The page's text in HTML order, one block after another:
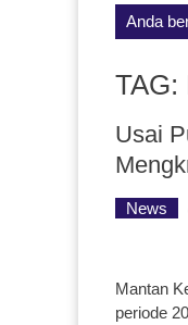
Anda
TAG:
Usai
News
Mantan
periode